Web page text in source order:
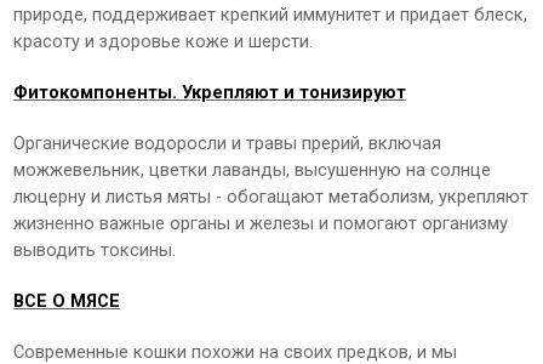
природе, поддерживает крепкий иммунитет и придает блеск,
красоту и здоровье коже и шерсти.
Фитокомпоненты. Укрепляют и тонизируют
Органические водоросли и травы прерий, включая
можжевельник, цветки лаванды, высушенную на солнце
люцерну и листья мяты - обогащают метаболизм, укрепляют
жизненно важные органы и железы и помогают организму
выводить токсины.
ВСЕ О МЯСЕ
Современные кошки похожи на своих предков, и мы